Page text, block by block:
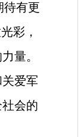
待有更
彩，
量。
爱军
会的